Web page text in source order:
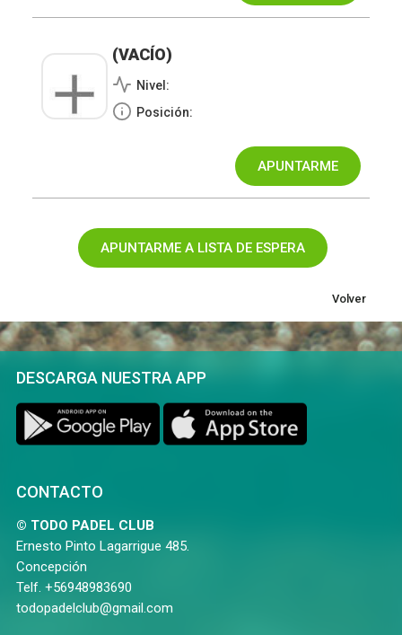
(VACÍO)
Nivel:
Posición:
Volver
DESCARGA NUESTRA APP
CONTACTO
© TODO PADEL CLUB
Ernesto Pinto Lagarrigue 485.
Concepción
Telf. +56948983690
todopadelclub@gmail.com